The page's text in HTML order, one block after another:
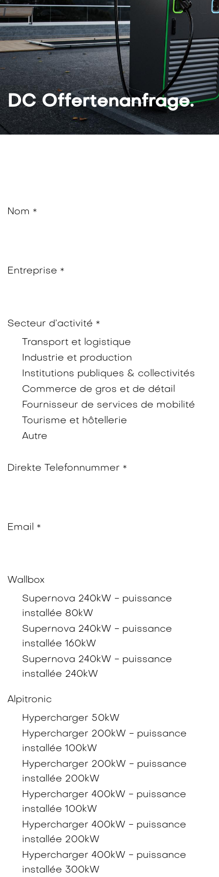
DC Offertenanfrage.​
Nom *
Entreprise *
Secteur d’activité *
Transport et logistique
Industrie et production
Institutions publiques & collectivités
Commerce de gros et de détail
Fournisseur de services de mobilité
Tourisme et hôtellerie
Autre
Direkte Telefonnummer *
Email *
Wallbox
Supernova 240kW - puissance
installée 80kW
Supernova 240kW - puissance
installée 160kW
Supernova 240kW - puissance
installée 240kW
Alpitronic
Hypercharger 50kW
Hypercharger 200kW - puissance
installée 100kW
Hypercharger 200kW - puissance
installée 200kW
Hypercharger 400kW - puissance
installée 100kW
Hypercharger 400kW - puissance
installée 200kW
Hypercharger 400kW - puissance
installée 300kW